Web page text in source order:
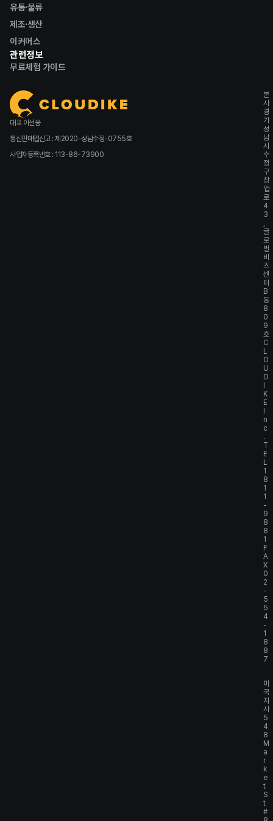
유통·물류
제조·생산
이커머스
관련정보
무료체험 가이드
대표 이선웅
통신판매업신고 : 제2020-성남수정-0755호
사업자등록번호 : 113-86-73900
본
사
경
기
성
남
시
수
정
구
창
업
로
4
3
글
로
벌
비
즈
센
터
B
동
8
0
9
호
C
L
O
U
D
K
E
n
c
.
T
E
L
1
8
1
1
-
9
8
8
1
F
A
X
0
2
-
5
5
4
-
1
8
8
7
미
국
지
사
5
4
8
M
a
r
k
e
t
S
t
#